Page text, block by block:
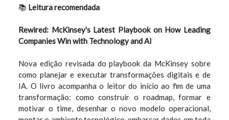
📚 Leitura recomendada
Rewired: McKinsey's Latest Playbook on How Leading
Companies Win with Technology and AI
Nova edição revisada do playbook da McKinsey sobre
como planejar e executar transformações digitais e de
IA. O livro acompanha o leitor do início ao fim de uma
transformação: como construir o roadmap, formar e
motivar o time, desenhar o novo modelo operacional,